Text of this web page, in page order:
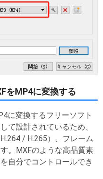
をMP4に変換する
に変換するフリーソフト
て設計されているため、
/ H.265）、フレーム
。MXFのような高品質素
自分でコントロールでき